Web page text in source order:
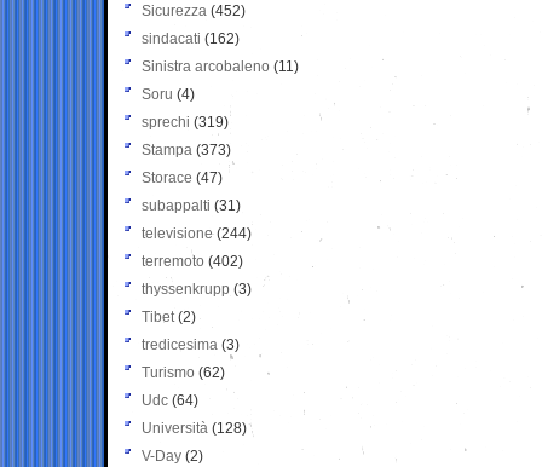
Sicurezza (452)
sindacati (162)
Sinistra arcobaleno (11)
Soru (4)
sprechi (319)
Stampa (373)
Storace (47)
subappalti (31)
televisione(244)
terremoto (402)
thyssenkrupp (3)
Tibet(2)
tredicesima (3)
Turismo (62)
Udc (64)
Università (128)
V-Day (2)